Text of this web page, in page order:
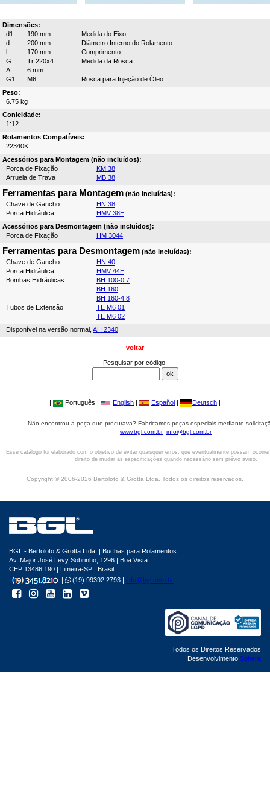
Dimensões:
d1:
190 mm
Medida do Eixo
d:
200 mm
Diâmetro Interno do Rolamento
l:
170 mm
Comprimento
G:
Tr 220x4
Medida da Rosca
A:
6 mm
G1:
M6
Rosca para Injeção de Óleo
Peso:
6.75 kg
Conicidade:
1:12
Rolamentos Compatíveis:
22340K
Acessórios para Montagem (não incluídos):
Porca de Fixação
KM 38
Arruela de Trava
MB 38
Ferramentas para Montagem (não incluídas):
Chave de Gancho
HN 38
Porca Hidráulica
HMV 38E
Acessórios para Desmontagem (não incluídos):
Porca de Fixação
HM 3044
Ferramentas para Desmontagem (não incluídas):
Chave de Gancho
HN 40
Porca Hidráulica
HMV 44E
Bombas Hidráulicas
BH 100-0.7
BH 160
BH 160-4.8
Tubos de Extensão
TE M6 01
TE M6 02
Disponível na versão normal, AH 2340
voltar
Pesquisar por código:
| Português | English | Español | Deutsch |
Não encontrou a peça que procurava? Fabricamos peças especiais mediante
www.bgl.com.br info@bgl.com.br
Esse catálogo foi elaborado com o objetivo de evitar quaisquer erros, que eventualmente possam
direito de mudar as especificações quando necessário sem prévio aviso.
Copyright © 2006-2026 Bertoloto & Grotta Ltda. Todos os direitos reservados.
BGL - Bertoloto & Grotta Ltda. | Buchas para Rolamentos.
Av. Major José Levy Sobrinho, 1296 | Boa Vista
CEP 13486.190 | Limeira-SP | Brasil
|
(19) 99392.2793 | info@bgl.com.br
Todos os Direitos Reservados
Desenvolvimento Sphera